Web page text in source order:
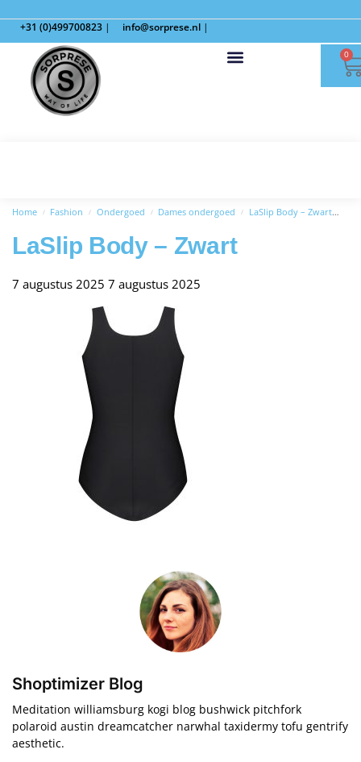
+31 (0)499700823 | info@sorprese.nl |
0
Home / Fashion / Ondergoed / Dames ondergoed / LaSlip Body – Zwart
LaSlip Body – Zwart
7 augustus 2025 7 augustus 2025
Shoptimizer Blog
Meditation williamsburg kogi blog bushwick pitchfork
polaroid austin dreamcatcher narwhal taxidermy tofu gentrify
aesthetic.